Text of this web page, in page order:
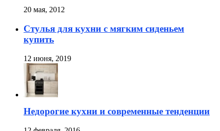
20 мая, 2012
Стулья для кухни с мягким сиденьем
купить
12 июня, 2019
Недорогие кухни и современные тенденции